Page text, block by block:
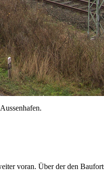
voran. Über der den